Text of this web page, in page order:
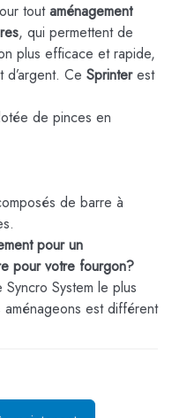
toutaménagement
, qui permettent de
plus efficace et rapide,
Ce Sprinterest
de pinces en
de barre à
pour un
pour votre fourgon?
System le plus
est différent